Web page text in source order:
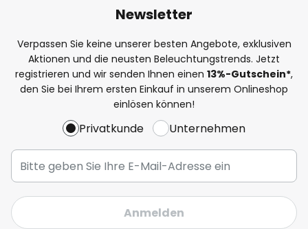
Newsletter
Verpassen Sie keine unserer besten Angebote, exklusiven
Aktionen und die neusten Beleuchtungstrends. Jetzt
registrieren und wir senden Ihnen einen 13%-Gutschein*,
den Sie bei Ihrem ersten Einkauf in unserem Onlineshop
einlösen können!
Privatkunde Unternehmen
Anmelden